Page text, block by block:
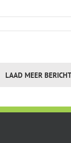
LAAD MEER